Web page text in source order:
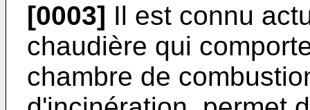
[0003] Il est connu
chaudière qui
chambre de